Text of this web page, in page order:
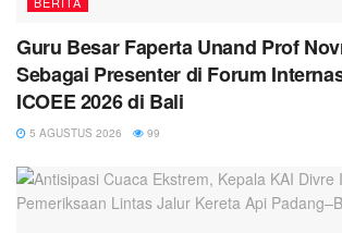
Guru Besar Faperta Unand Prof
Sebagai Presenter di Forum
ICOEE 2026 di Bali
5 AGUSTUS 2026 99